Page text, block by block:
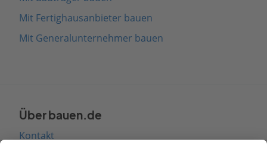
Mit Fertighausanbieter bauen
Mit Generalunternehmer bauen
Über bauen.de
Kontakt